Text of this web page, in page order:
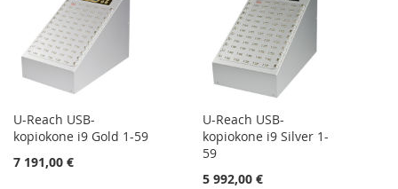
U-Reach USB-
kopiokone i9 Gold 1-59
7 191,00 €
U-Reach USB-
kopiokone i9 Silver 1-
59
5 992,00 €